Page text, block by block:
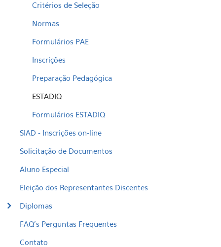
Critérios de Seleção
Normas
Formulários PAE
Inscrições
Preparação Pedagógica
ESTADIQ
Formulários ESTADIQ
SIAD - Inscrições on-line
Solicitação de Documentos
Aluno Especial
Eleição dos Representantes Discentes
Diplomas
FAQ's Perguntas Frequentes
Contato